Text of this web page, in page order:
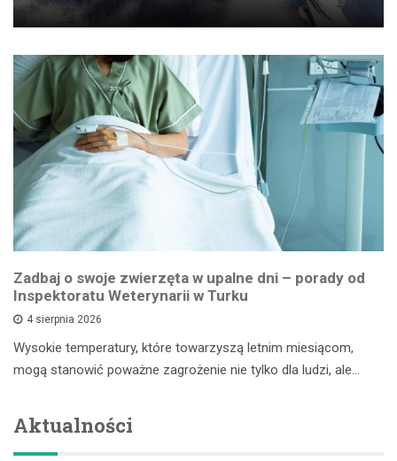
Zadbaj o swoje zwierzęta w upalne dni – porady od
Inspektoratu Weterynarii w Turku
4 sierpnia 2026
Wysokie temperatury, które towarzyszą letnim miesiącom,
mogą stanowić poważne zagrożenie nie tylko dla ludzi, ale…
Aktualności